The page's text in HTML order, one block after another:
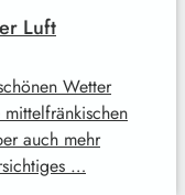
Luft
Wetter
auch mehr
…